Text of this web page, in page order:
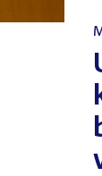
: